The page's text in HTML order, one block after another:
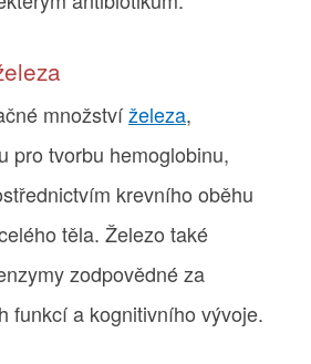
množstvíželeza,
pro tvorbu hemoglobinu,
krevního oběhu
těla. Železo také
zodpovědné za
funkcí a kognitivního vývoje.